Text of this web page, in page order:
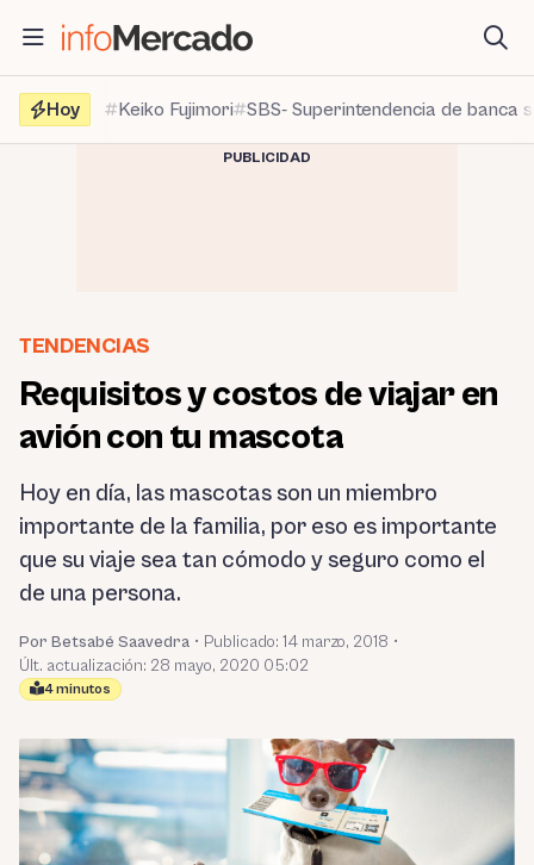
contenido
Hoy
Keiko Fujimori SBS- Superintendencia de banca
PUBLICIDAD
TENDENCIAS
Requisitos y costos de viajar en
avión con tu mascota
Hoy en día, las mascotas son un miembro
importante de la familia, por eso es importante
que su viaje sea tan cómodo y seguro como el
de una persona.
Por Betsabé Saavedra • Publicado: 14 marzo, 2018 •
Últ. actualización: 28 mayo, 2020 05:02
4 minutos